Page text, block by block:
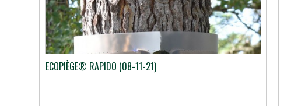
ECOPIÈGE® RAPIDO (08-11-21)